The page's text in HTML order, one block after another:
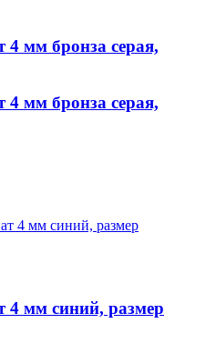
мм бронза серая,
мм бронза серая,
4 мм синий, размер